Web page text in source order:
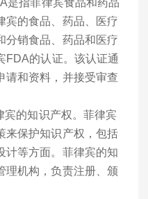
宾的食品、药品、医疗
分销食品、药品和医疗
FDA的认证。该认证通
请和资料，并接受审查
宾的知识产权。菲律宾
来保护知识产权，包括
计等方面。菲律宾的知
理机构，负责注册、颁